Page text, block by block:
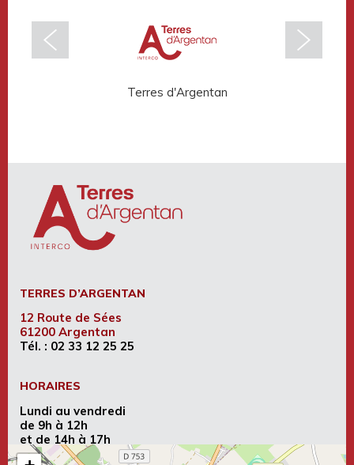
Terres d'Argentan
TERRES D’ARGENTAN
12 Route de Sées
61200 Argentan
Tél. : 02 33 12 25 25
HORAIRES
Lundi au vendredi
de 9h à 12h
et de 14h à 17h